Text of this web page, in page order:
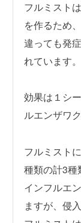
フルミスト
を作るため
違っても発
れています。
効果は１シ
ルエンザワ
フルミスト
種類の計3種
インフルエ
ますが、侵